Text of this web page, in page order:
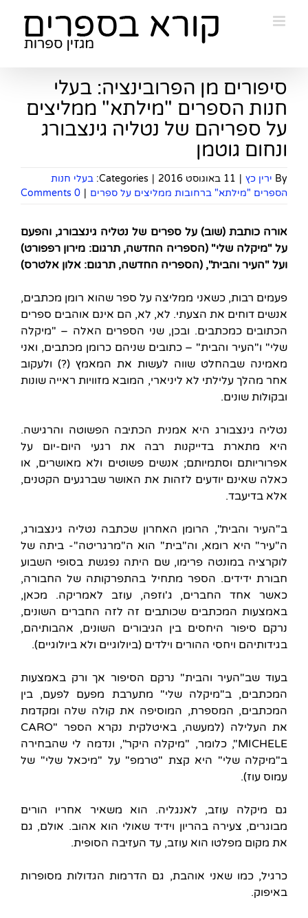
סיפורים מן הפרובינציה: בעלי
חנות הספרים "מילתא" ממליצים
על ספריהם של נטליה גינצבורג
ונחום גוטמן
By ירין כץ | 11 באוגוסט 2016 |
Categories: בעלי חנות
הספרים "מילתא" ברחובות ממליצים על ספרים |
0 Comments
אורה כותבת (שוב) על ספרים של נטליה גינצבורג, והפעם
על "מיקלה שלי" (הספריה החדשה, תרגום: מירון רפפורט)
ועל "העיר והבית", (הספריה החדשה, תרגום: אלון אלטרס)
פעמים רבות, כשאני ממליצה על ספר שהוא רומן מכתבים,
אנשים דוחים את הצעתי. לא, לא, הם אינם אוהבים ספרים
הכתובים כמכתבים. ובכן, שני הספרים האלה – "מיקלה
שלי" ו"העיר והבית" – כתובים שניהם כרומן מכתבים, ואני
מאמינה שבהחלט שווה לעשות את המאמץ (?) ולעקוב
אחר מהלך עלילתי לא ליניארי, המובא מזוויות ראייה שונות
ובקולות שונים.
נטליה גינצבורג היא אמנית הכתיבה הפשוטה והרגישה.
היא מתארת בדייקנות רבה את רגעי היום-יום על
אפרוריותם וסתמיותם; אנשים פשוטים ולא מאושרים, או
כאלה שאינם יודעים לזהות את האושר שברגעים הקטנים,
אלא בדיעבד.
ב"העיר והבית", הרומן האחרון שכתבה נטליה גינצבורג,
ה"עיר" היא רומא, וה"בית" הוא ה"מרגריטה"- ביתה של
לוקרציה במונטה פרימו, שם היתה נפגשת בסופי השבוע
חבורת ידידים. הספר מתחיל בהתפרקותה של החבורה,
כאשר אחד החברים, ג'וזפה, עוזב לאמריקה. מכאן,
באמצעות המכתבים שכותבים זה לזה החברים השונים,
נרקם סיפור היחסים בין הגיבורים השונים, אהבותיהם,
בגידותיהם ויחסי ההורים וילדים (ביולוגיים ולא ביולוגיים).
בעוד שב"העיר והבית" נרקם הסיפור אך ורק באמצעות
המכתבים, ב"מיקלה שלי" מתערבת מפעם לפעם, בין
המכתבים, המספרת, המוסיפה את קולה שלה ומקדמת
את העלילה (למעשה, באיטלקית נקרא הספר "CARO
MICHELE", כלומר, "מיקלה היקר", ונדמה לי שהבחירה
ב"מיקלה שלי" היא קצת "טרמפ" על "מיכאל שלי" של
עמוס עוז).
גם מיקלה עוזב, לאנגליה. הוא משאיר אחריו הורים
מבוגרים, צעירה בהריון וידיד שאולי הוא אהוב. אולם, גם
את מקום מפלטו הוא עוזב, עד העזיבה הסופית.
כרגיל, כמו שאני אוהבת, גם הדרמות הגדולות מסופרות
באיפוק.